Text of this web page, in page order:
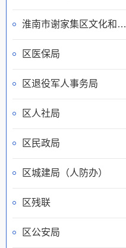
淮南市谢家集区文化和旅游局
区医保局
区退役军人事务局
区人社局
区民政局
区城建局（人防办）
区残联
区公安局